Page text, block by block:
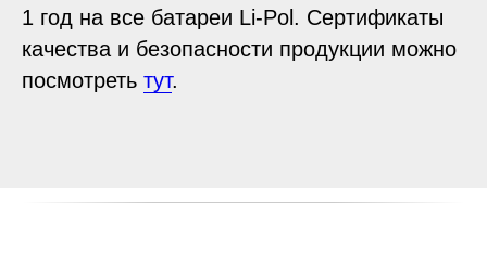
1 год на все батареи Li-Pol. Сертификаты
качества и безопасности продукции можно
посмотреть тут.